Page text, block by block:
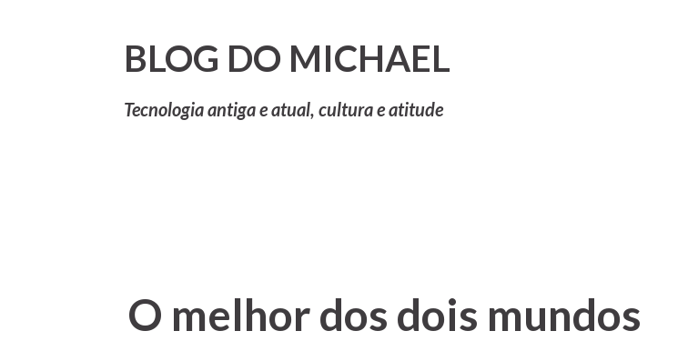
BLOG DO MICHAEL
Tecnologia antiga e atual, cultura e atitude
O melhor dos dois mundos